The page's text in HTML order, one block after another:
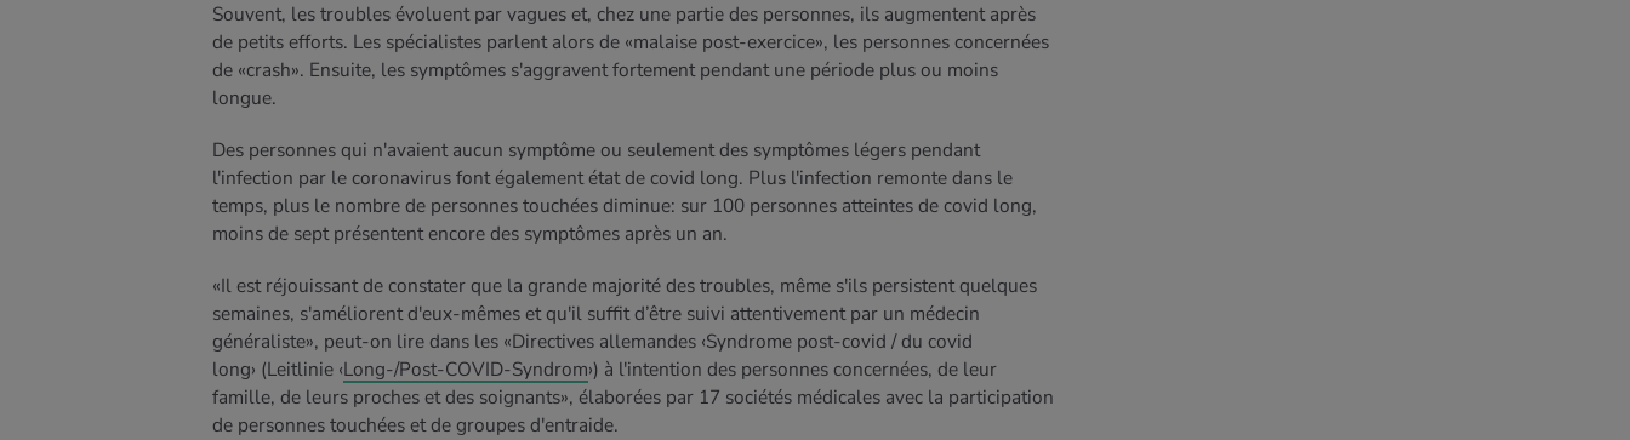
Souvent, les troubles évoluent par vagues et, chez une partie des personnes, ils augmentent après
de petits efforts. Les spécialistes parlent alors de «malaise post-exercice», les personnes concernées
de «crash». Ensuite, les symptômes s'aggravent fortement pendant une période plus ou moins
longue.
Des personnes qui n'avaient aucun symptôme ou seulement des symptômes légers pendant
l'infection par le coronavirus font également état de covid long. Plus l'infection remonte dans le
temps, plus le nombre de personnes touchées diminue: sur 100 personnes atteintes de covid long,
moins de sept présentent encore des symptômes après un an.
«Il est réjouissant de constater que la grande majorité des troubles, même s'ils persistent quelques
semaines, s'améliorent d'eux-mêmes et qu'il suffit d’être suivi attentivement par un médecin
généraliste», peut-on lire dans les «Directives allemandes ‹Syndrome post-covid / du covid
long› (Leitlinie ‹Long-/Post-COVID-Syndrom›) à l'intention des personnes concernées, de leur
famille, de leurs proches et des soignants», élaborées par 17 sociétés médicales avec la participation
de personnes touchées et de groupes d'entraide.